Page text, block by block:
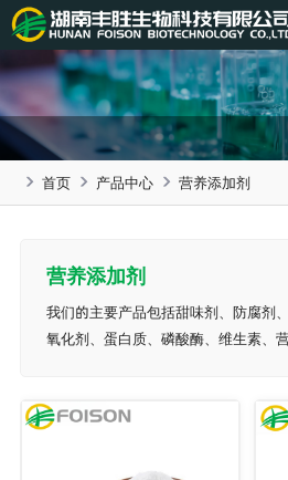
首页 产品中心 营养添加剂
营养添加剂
我们的主要产品包括甜味剂、防腐剂
氧化剂、蛋白质、磷酸酶、维生素、